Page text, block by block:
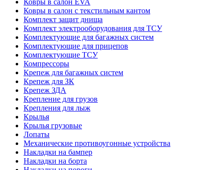
Ковры в салон EVA
Ковры в салон с текстильным кантом
Комплект защит днища
Комплект электрооборудования для ТСУ
Комплектующие для багажных систем
Комплектующие для прицепов
Комплектующие ТСУ
Компрессоры
Крепеж для багажных систем
Крепеж для ЗК
Крепеж ЗДА
Крепление для грузов
Крепления для лыж
Крылья
Крылья грузовые
Лопаты
Механические противоугонные устройства
Накладки на бампер
Накладки на борта